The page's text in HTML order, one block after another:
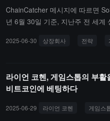
ChainCatcher 메시지에 따르면
년 6월 30일 기준, 지난주 전 세계
rategy)는 13주 연속으로 지속적
net는 지난주 두 번의 구매를 진행
$107,561의 가격으로 2,239 BTC
고 있습니다.중국 반도체 하드웨
2025-06-30 상장회사 전략
라이언 코헨, 게임스톱의 부활
비트코인에 베팅하다
2025-06-29 라이언 코헨 게임스